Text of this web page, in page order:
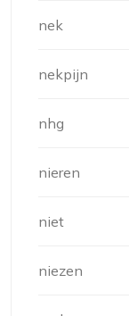
nek
nekpijn
nhg
nieren
niet
niezen